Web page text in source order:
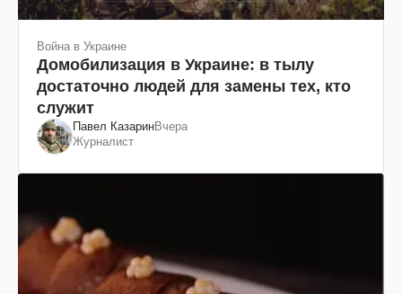
Война в Украине
Домобилизация в Украине: в тылу
достаточно людей для замены тех, кто
служит
Павел КазаринВчера
Журналист